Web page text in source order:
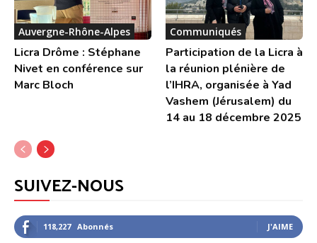
Auvergne-Rhône-Alpes
Licra Drôme : Stéphane
Nivet en conférence sur
Marc Bloch
Communiqués
Participation de la Licra à
la réunion plénière de
l’IHRA, organisée à Yad
Vashem (Jérusalem) du
14 au 18 décembre 2025
SUIVEZ-NOUS
118,227 Abonnés J'AIME